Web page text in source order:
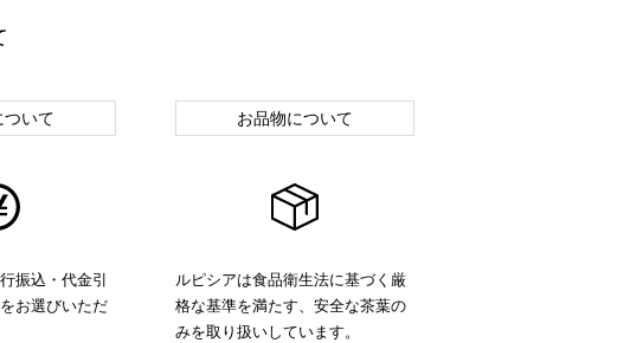
ついて
振込・代金引
お選びいただ
お品物について
ルピシアは食品衛生法に基づく厳
格な基準を満たす、安全な茶葉の
みを取り扱いしています。